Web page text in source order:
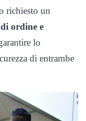
richiesto un
ordine e
lo
di entrambe